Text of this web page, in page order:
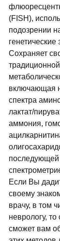
(FISH),
подозрении
Сохраняет
включающая
спектра
лактат/
аммония,
последующей
Если Вы
своему
врачу, в том
неврологу,
сможет вам